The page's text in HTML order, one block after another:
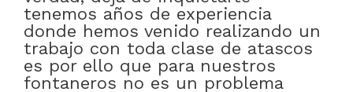
tenemos años de experiencia
donde hemos venido realizando un
trabajo con toda clase de atascos
es por ello que para nuestros
fontaneros no es un problema